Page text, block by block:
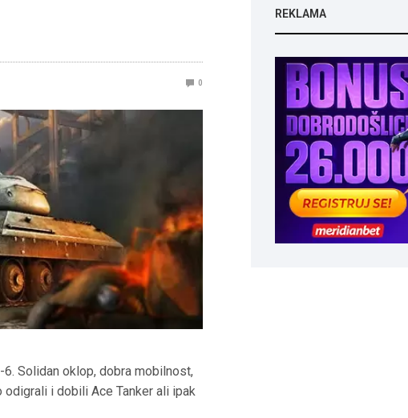
0
Solidan oklop, dobra mobilnost,
i dobili Ace Tanker ali ipak
REKLAMA